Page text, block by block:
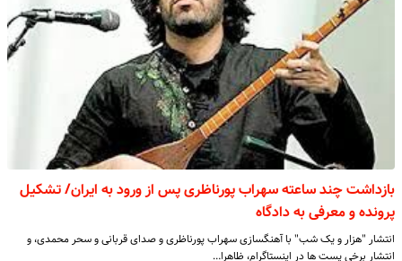
بازداشت چند ساعته سهراب پورناظری پس از ورود به ایران/ تشکیل
پرونده و معرفی به دادگاه
انتشار "هزار و یک شب" با آهنگسازی سهراب پورناظری و صدای قربانی و سحر محمدی، و
انتشار برخی پست ها در اینستاگرام، ظاهرا…